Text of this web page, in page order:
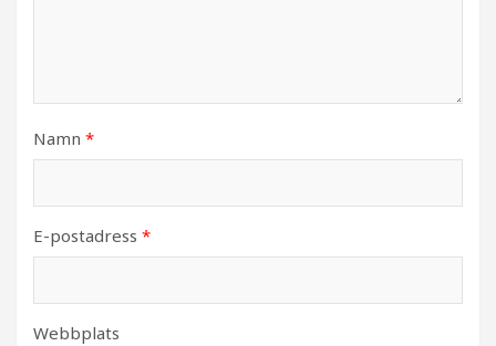
Namn *
E-postadress *
Webbplats